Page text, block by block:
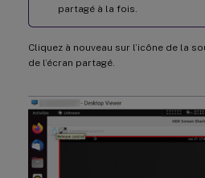
partagé à la fois.
Cliquez à nouveau sur l’icône de la
de l’écran partagé.